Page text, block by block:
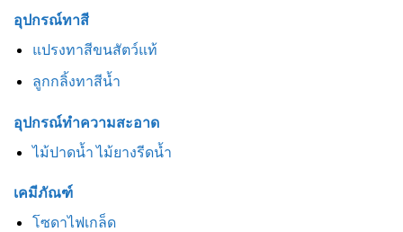
อุปกรณ์ทาสี
แปรงทาสีขนสัตว์แท้
ลูกกลิ้งทาสีน้ำ
อุปกรณ์ทำความสะอาด
ไม้ปาดน้ำ ไม้ยางรีดน้ำ
เคมีภัณฑ์
โซดาไฟเกล็ด